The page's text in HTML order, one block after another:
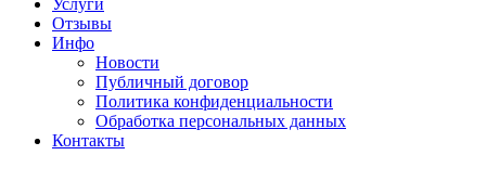
Услуги
Отзывы
Инфо
Новости
Публичный договор
Политика конфиденциальности
Обработка персональных данных
Контакты